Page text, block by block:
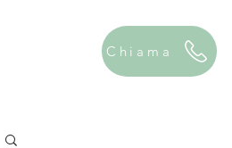
Chiama